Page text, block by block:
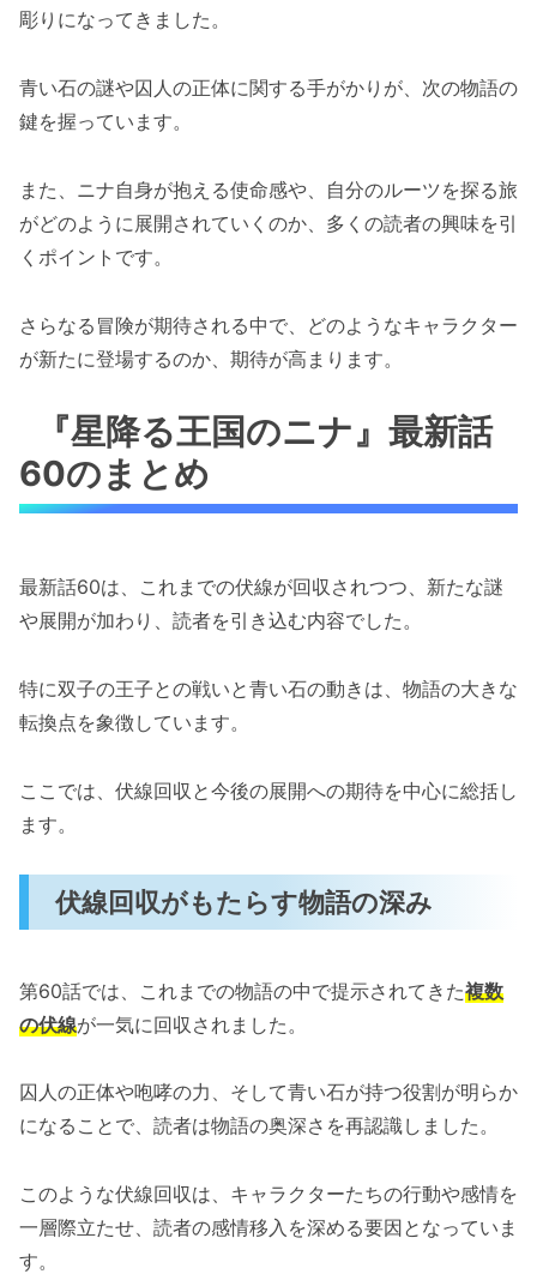
彫りになってきました。
青い石の謎や囚人の正体に関する手がかりが、次の物語の
鍵を握っています。
また、ニナ自身が抱える使命感や、自分のルーツを探る旅
がどのように展開されていくのか、多くの読者の興味を引
くポイントです。
さらなる冒険が期待される中で、どのようなキャラクター
が新たに登場するのか、期待が高まります。
『星降る王国のニナ』最新話
60のまとめ
最新話60は、これまでの伏線が回収されつつ、新たな謎
や展開が加わり、読者を引き込む内容でした。
特に双子の王子との戦いと青い石の動きは、物語の大きな
転換点を象徴しています。
ここでは、伏線回収と今後の展開への期待を中心に総括し
ます。
伏線回収がもたらす物語の深み
第60話では、これまでの物語の中で提示されてきた複数
の伏線が一気に回収されました。
囚人の正体や咆哮の力、そして青い石が持つ役割が明らか
になることで、読者は物語の奥深さを再認識しました。
このような伏線回収は、キャラクターたちの行動や感情を
一層際立たせ、読者の感情移入を深める要因となっていま
す。